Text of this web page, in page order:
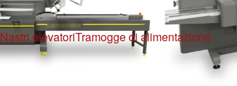
Nastri elevatoriTramogge di alimentazione